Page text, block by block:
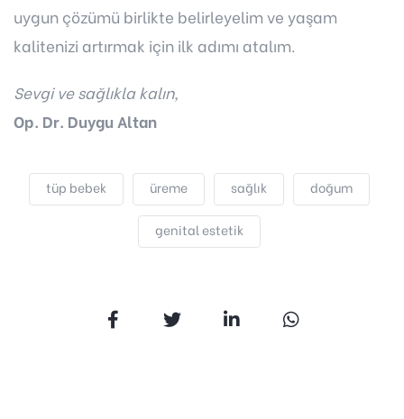
uygun çözümü birlikte belirleyelim ve yaşam
kalitenizi artırmak için ilk adımı atalım.
Sevgi ve sağlıkla kalın,
Op. Dr. Duygu Altan
tüp bebek üreme sağlık doğum
genital estetik